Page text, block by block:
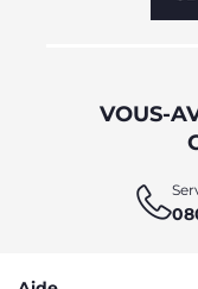
VOUS-